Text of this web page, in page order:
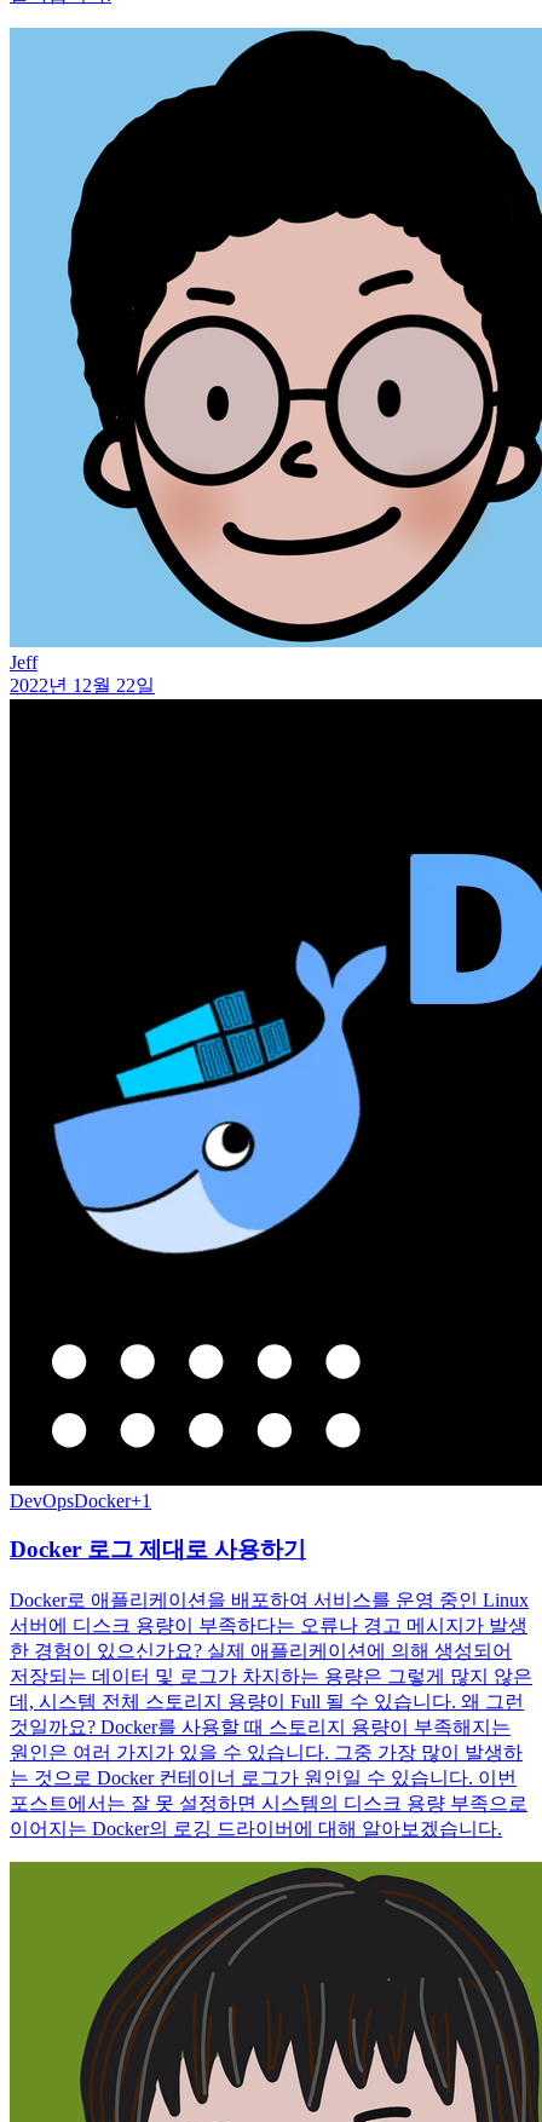
Jeff
2022년 12월 22일
DevOpsDocker+1
Docker 로그 제대로 사용하기
Docker로 애플리케이션을 배포하여 서비스를 운영 중인 Linux
서버에 디스크 용량이 부족하다는 오류나 경고 메시지가 발생
한 경험이 있으신가요? 실제 애플리케이션에 의해 생성되어
저장되는 데이터 및 로그가 차지하는 용량은 그렇게 많지 않은
데, 시스템 전체 스토리지 용량이 Full 될 수 있습니다. 왜 그런
것일까요? Docker를 사용할 때 스토리지 용량이 부족해지는
원인은 여러 가지가 있을 수 있습니다. 그중 가장 많이 발생하
는 것으로 Docker 컨테이너 로그가 원인일 수 있습니다. 이번
포스트에서는 잘 못 설정하면 시스템의 디스크 용량 부족으로
이어지는 Docker의 로깅 드라이버에 대해 알아보겠습니다.